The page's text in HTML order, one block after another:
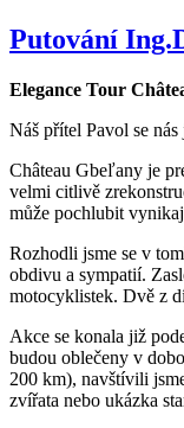
Putování
Elegance Tour
Náš přítel Pavol se
Château Gbeľany je
velmi citlivě
může pochlubit
Rozhodli jsme se v
obdivu a sympatií.
motocyklistek. Dvě z
Akce se konala již
budou oblečeny v
200 km), navštívili
zvířata nebo ukázka